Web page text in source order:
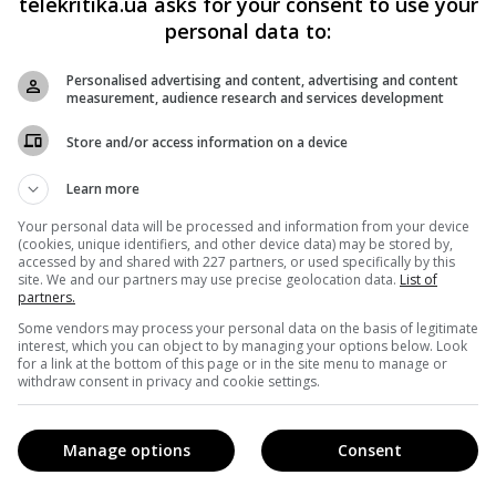
і захоплення мультфільмами.
свою любов до аніме», – написали захоплені
його назвали на честь батька – Майкла А. Джордана,
«благородна обіцянка»).
personal data to:
Personalised advertising and content, advertising and content
measurement, audience research and services development
Store and/or access information on a device
Learn more
Your personal data will be processed and information from your device
(cookies, unique identifiers, and other device data) may be stored by,
accessed by and shared with 227 partners, or used specifically by this
site. We and our partners may use precise geolocation data. List of
partners.
Some vendors may process your personal data on the basis of legitimate
interest, which you can object to by managing your options below. Look
for a link at the bottom of this page or in the site menu to manage or
withdraw consent in privacy and cookie settings.
Consent
Manage options